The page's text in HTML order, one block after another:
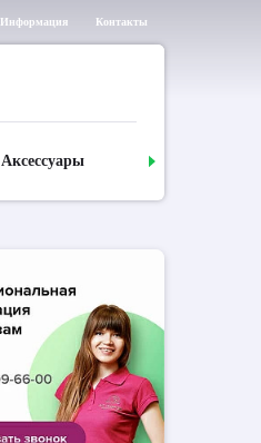
Информация Контакты
Аксессуары